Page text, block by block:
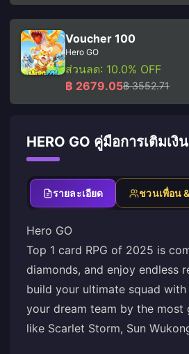
Voucher 100
Hero GO
ส่วนลด: 10.0% OFF
฿ 2679.05฿ 3552.71
HERO GO คู่มือการเติมเงิน
รายละเอียด ชวนเพื่อน
Hero GO
Top 1 card RPG of 2025 is
diamonds, and enjoy endless
build your ultimate squad
your dream team by the most
like Scarlet Storm, Sun